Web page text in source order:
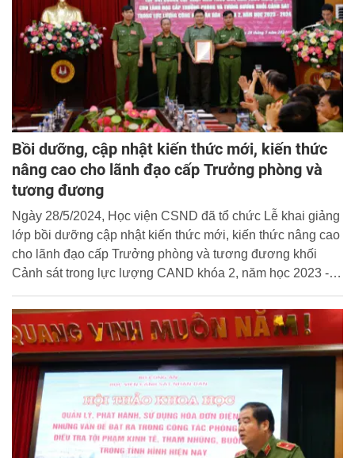
Bồi dưỡng, cập nhật kiến thức mới, kiến thức
nâng cao cho lãnh đạo cấp Trưởng phòng và
tương đương
Ngày 28/5/2024, Học viện CSND đã tổ chức Lễ khai giảng
lớp bồi dưỡng cập nhật kiến thức mới, kiến thức nâng cao
cho lãnh đạo cấp Trưởng phòng và tương đương khối
Cảnh sát trong lực lượng CAND khóa 2, năm học 2023 -